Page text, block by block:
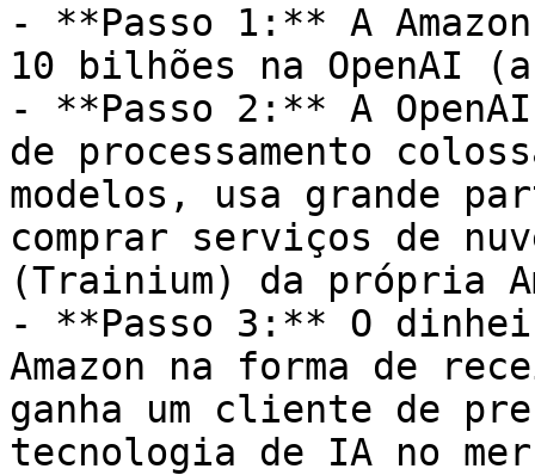
- **Passo 1:** A
10 bilhões na OpenAI
- **Passo 2:** A
de processamento
modelos, usa grande
comprar serviços de
(Trainium) da própria
- **Passo 3:** O
Amazon na forma de
ganha um cliente de
tecnologia de IA no